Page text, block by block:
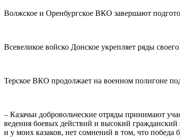
Волжское и Оренбургское ВКО завершают
Всевеликое войско Донское укрепляет ряды
Терское ВКО продолжает на военном полигоне
– Казачьи добровольческие отряды принимают
ведения боевых действий и высокий
и у моих казаков, нет сомнений в том, что победа